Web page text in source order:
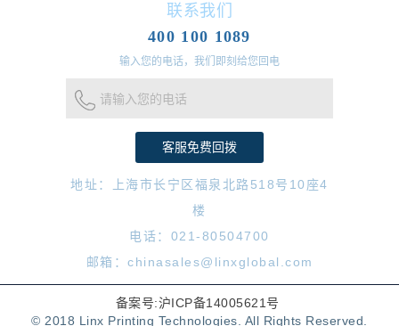
联系我们
400 100 1089
输入您的电话，我们即刻给您回电
请输入您的电话
地址：上海市长宁区福泉北路518号10座4
楼
电话：021-80504700
邮箱：chinasales@linxglobal.com
备案号:沪ICP备14005621号
© 2018 Linx Printing Technologies. All Rights Reserved.